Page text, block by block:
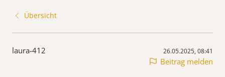
Übersicht
laura-412 26.05.2025, 08:41
Beitrag melden